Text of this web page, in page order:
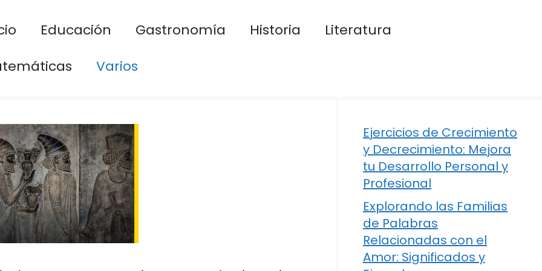
Educación Gastronomía Historia
Literatura
Varios
Ejercicios de Crecimiento
y Decrecimiento: Mejora
tu Desarrollo Personal y
Profesional
Explorando las Familias
de Palabras
Relacionadas con el
Amor: Significados y